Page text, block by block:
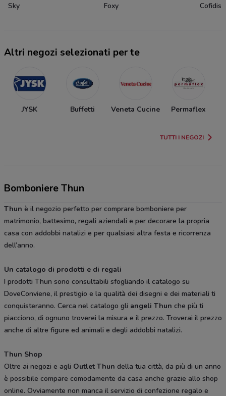
Sky Foxy Cofidis
Altri negozi selezionati per te
JYSK Buffetti Veneta Cucine Permaflex
TUTTI I NEGOZI
Bomboniere Thun
Thun è il negozio perfetto per comprare bomboniere per
matrimonio, battesimo, regali aziendali e per decorare la propria
casa con addobbi natalizi e per qualsiasi altra festa e ricorrenza
dell’anno.
Un catalogo di prodotti e di regali
I prodotti Thun sono consultabili sfogliando il catalogo su
DoveConviene, il prestigio e la qualità dei disegni e dei materiali ti
conquisteranno. Cerca nel catalogo gli angeli Thun che più ti
piacciono, di ognuno troverei la misura e il prezzo. Troverai il prezzo
anche di altre figure ed animali e degli addobbi natalizi.
Thun Shop
Oltre ai negozi e agli Outlet Thun della tua città, da più di un anno
è possibile compare comodamente da casa anche grazie allo shop
online. Ovviamente non manca il servizio di confezione regalo e